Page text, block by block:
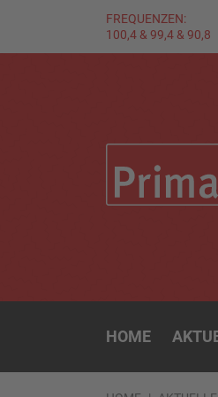
FREQUENZEN:
100,4 & 99,4 & 90,8
HOME